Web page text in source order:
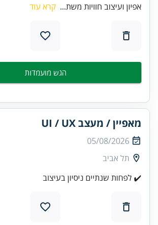
אפיון ועיצוב חוויות משת... קרא עוד
הגש מועמדות
מאפיין / מעצב UI / UX
05/08/2026
תל אביב
✔️ לפחות שנתיים ניסיון בעיצוב